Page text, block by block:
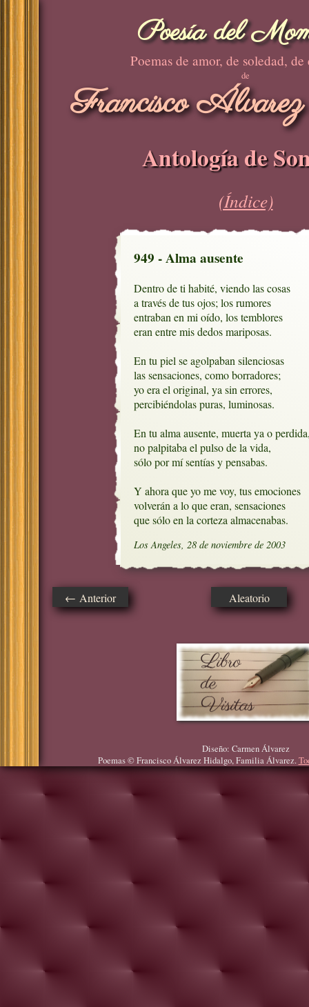
Poesía del
Poemas de amor, de soledad, de
de
Francisco
Antología de
(Índice)
949 - Alma ausente
Dentro de ti habité, viendo las cosas
a través de tus ojos; los rumores
entraban en mi oído, los temblores
eran entre mis dedos mariposas.
En tu piel se agolpaban silenciosas
las sensaciones, como borradores;
yo era el original, ya sin errores,
percibiéndolas puras, luminosas.
En tu alma ausente, muerta ya o
no palpitaba el pulso de la vida,
sólo por mí sentías y pensabas.
Y ahora que yo me voy, tus emociones
volverán a lo que eran, sensaciones
que sólo en la corteza almacenabas.
Los Angeles, 28 de noviembre de 2003
← Anterior Aleatorio
Diseño: Carmen Álvarez
Poemas © Francisco Álvarez Hidalgo, Familia Álvarez.